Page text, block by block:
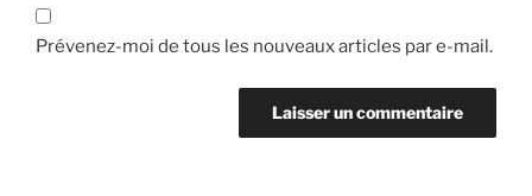
Prévenez-moi de tous les nouveaux articles par e-mail.